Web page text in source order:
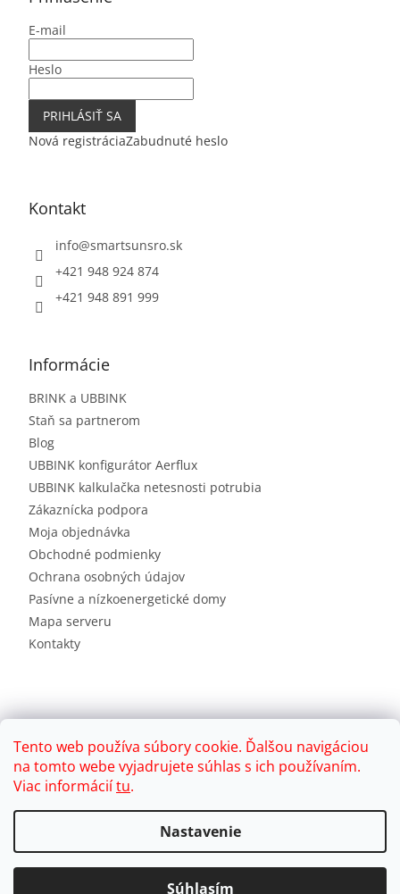
Tento web používa súbory cookie. Ďalšou navigáciou
na tomto webe vyjadrujete súhlas s ich používaním.
Viac informáciítu.
Nastavenie
Súhlasím
E-mail
Heslo
PRIHLÁSIŤ SA
Nová registráciaZabudnuté heslo
Kontakt
info@smartsunsro.sk
+421 948 924 874
+421 948 891 999
Informácie
BRINK a UBBINK
Staň sa partnerom
Blog
UBBINK konfigurátor Aerflux
UBBINK kalkulačka netesnosti potrubia
Zákaznícka podpora
Moja objednávka
Obchodné podmienky
Ochrana osobných údajov
Pasívne a nízkoenergetické domy
Mapa serveru
Kontakty
Upraviť nastavenie cookies